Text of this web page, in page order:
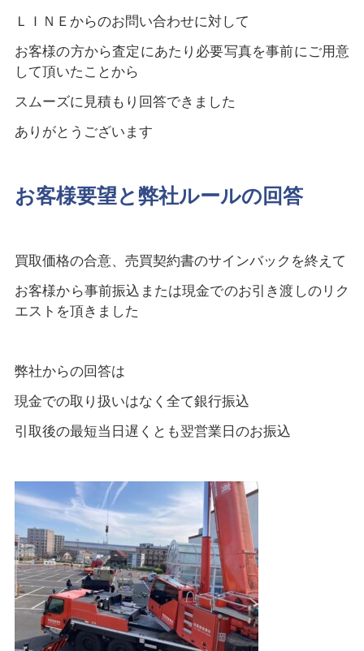
ＬＩＮＥからのお問い合わせに対して
お客様の方から査定にあたり必要写真を事前にご用意
して頂いたことから
スムーズに見積もり回答できました
ありがとうございます
お客様要望と弊社ルールの回答
買取価格の合意、売買契約書のサインバックを終えて
お客様から事前振込または現金でのお引き渡しのリク
エストを頂きました
弊社からの回答は
現金での取り扱いはなく全て銀行振込
引取後の最短当日遅くとも翌営業日のお振込